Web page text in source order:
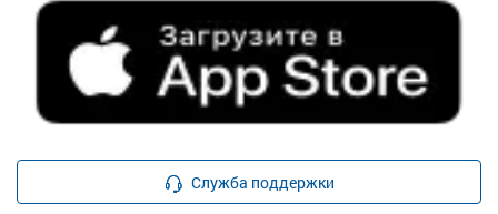
Служба поддержки